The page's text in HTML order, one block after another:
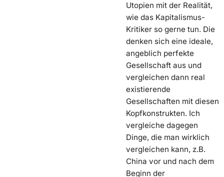
Utopien mit der Realität,
wie das Kapitalismus-
Kritiker so gerne tun. Die
denken sich eine ideale,
angeblich perfekte
Gesellschaft aus und
vergleichen dann real
existierende
Gesellschaften mit diesen
Kopfkonstrukten. Ich
vergleiche dagegen
Dinge, die man wirklich
vergleichen kann, z.B.
China vor und nach dem
Beginn der